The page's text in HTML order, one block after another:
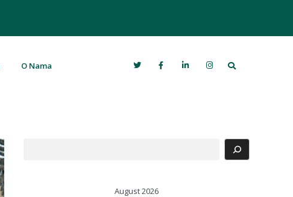
O Nama Search
August 2026